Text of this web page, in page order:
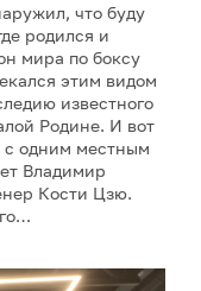
что буду
родился и
мира по боксу
этим видом
известного
Родине. И вот
с одним местным
Владимир
Кости Цзю.